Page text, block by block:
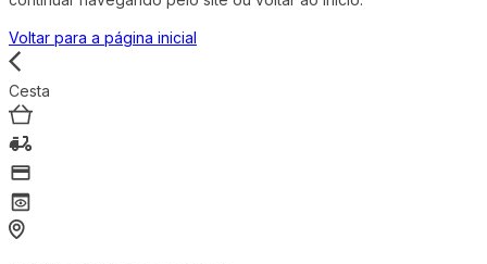
Voltar para a página inicial
Cesta